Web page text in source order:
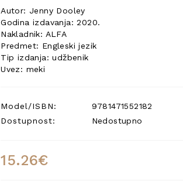
Autor: Jenny Dooley
Godina izdavanja: 2020.
Nakladnik: ALFA
Predmet: Engleski jezik
Tip izdanja: udžbenik
Uvez: meki
Model/ISBN:
9781471552182
Dostupnost:
Nedostupno
15.26€